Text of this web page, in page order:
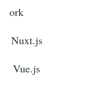
ork
Nuxt.js
Vue.js